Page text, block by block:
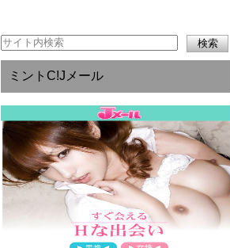
ミントC!Jメール